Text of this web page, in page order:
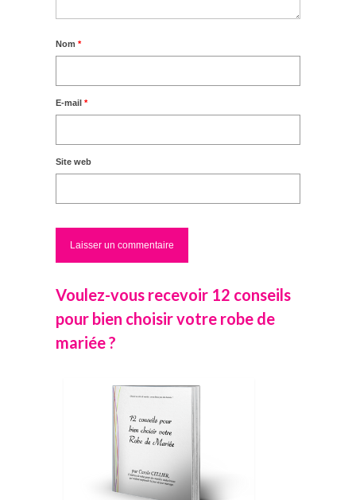
Nom *
E-mail *
Site web
Voulez-vous recevoir 12 conseils
pour bien choisir votre robe de
mariée ?